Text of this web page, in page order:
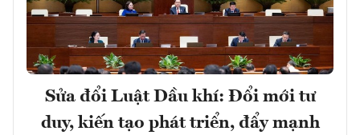
Sửa đổi Luật Dầu khí: Đổi mới tư
duy, kiến tạo phát triển, đẩy mạnh